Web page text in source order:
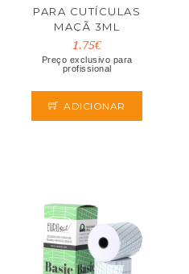
PARA CUTÍCULAS
MAÇÃ 3ML
1.75€
Preço exclusivo para
profissional
ADICIONAR